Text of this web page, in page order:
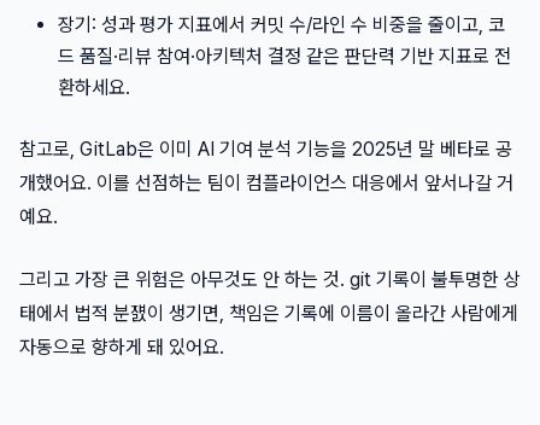
장기: 성과 평가 지표에서 커밋 수/라인 수 비중을 줄이고, 코
드 품질·리뷰 참여·아키텍처 결정 같은 판단력 기반 지표로 전
환하세요.
참고로, GitLab은 이미 AI 기여 분석 기능을 2025년 말 베타로 공
개했어요. 이를 선점하는 팀이 컴플라이언스 대응에서 앞서나갈 거
예요.
그리고 가장 큰 위험은 아무것도 안 하는 것. git 기록이 불투명한 상
태에서 법적 분쟰이 생기면, 책임은 기록에 이름이 올라간 사람에게
자동으로 향하게 돼 있어요.